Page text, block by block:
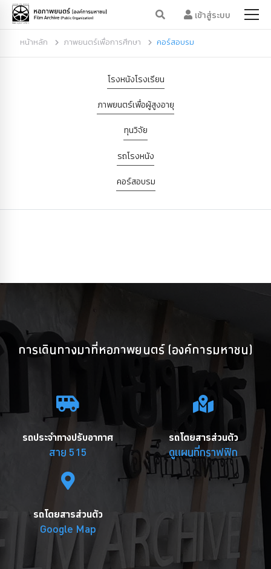
เข้าสู่ระบบ
หน้าหลัก ภาพยนตร์เพื่อการศึกษา คอร์สอบรม
โรงหนังโรงเรียน
ภาพยนตร์เพื่อผู้สูงอายุ
ทุนวิจัย
รถโรงหนัง
คอร์สอบรม
การเดินทางมาที่หอภาพยนตร์ (องค์การมหาชน)
รถประจำทางปรับอากาศ
สาย 515
รถโดยสารส่วนตัว
ดูแผนที่กราฟฟิก
รถโดยสารส่วนตัว
Google Map